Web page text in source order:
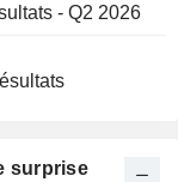
- Q2 2026
surprise